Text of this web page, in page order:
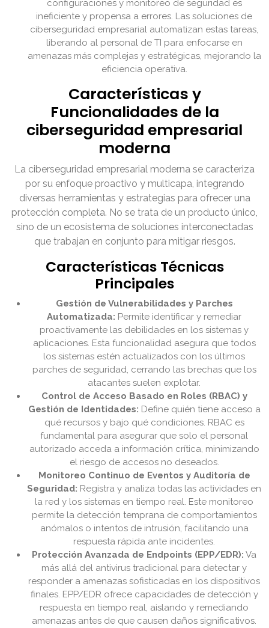
configuraciones y monitoreo de seguridad es
ineficiente y propensa a errores. Las soluciones de
ciberseguridad empresarial automatizan estas tareas,
liberando al personal de TI para enfocarse en
amenazas más complejas y estratégicas, mejorando la
eficiencia operativa.
Características y
Funcionalidades de la
ciberseguridad empresarial
moderna
La ciberseguridad empresarial moderna se caracteriza
por su enfoque proactivo y multicapa, integrando
diversas herramientas y estrategias para ofrecer una
protección completa. No se trata de un producto único,
sino de un ecosistema de soluciones interconectadas
que trabajan en conjunto para mitigar riesgos.
Características Técnicas
Principales
Gestión de Vulnerabilidades y Parches
Automatizada: Permite identificar y remediar
proactivamente las debilidades en los sistemas y
aplicaciones. Esta funcionalidad asegura que todos
los sistemas estén actualizados con los últimos
parches de seguridad, cerrando las brechas que los
atacantes suelen explotar.
Control de Acceso Basado en Roles (RBAC) y
Gestión de Identidades: Define quién tiene acceso a
qué recursos y bajo qué condiciones. RBAC es
fundamental para asegurar que solo el personal
autorizado acceda a información crítica, minimizando
el riesgo de accesos no deseados.
Monitoreo Continuo de Eventos y Auditoría de
Seguridad: Registra y analiza todas las actividades en
la red y los sistemas en tiempo real. Este monitoreo
permite la detección temprana de comportamientos
anómalos o intentos de intrusión, facilitando una
respuesta rápida ante incidentes.
Protección Avanzada de Endpoints (EPP/EDR): Va
más allá del antivirus tradicional para detectar y
responder a amenazas sofisticadas en los dispositivos
finales. EPP/EDR ofrece capacidades de detección y
respuesta en tiempo real, aislando y remediando
amenazas antes de que causen daños significativos.